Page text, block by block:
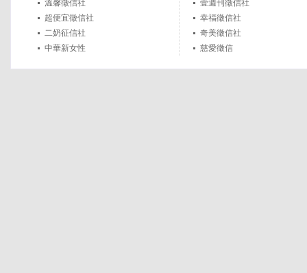
溫馨徵信社
超便宜徵信社
二奶征信社
中華新女性
壹週刊徵信社
幸福徵信社
奇美徵信社
慈愛徵信